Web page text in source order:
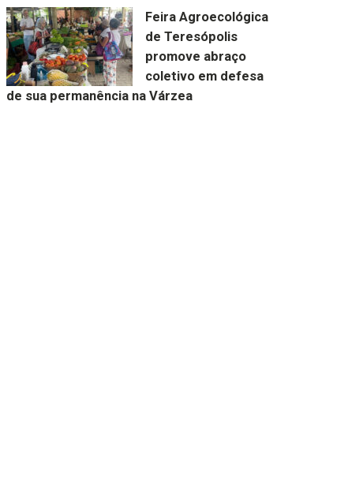
Feira Agroecológica
de Teresópolis
promove abraço
coletivo em defesa
de sua permanência na Várzea